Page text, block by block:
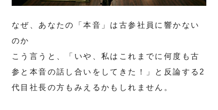
なぜ、あなたの「本音」は古参社員に響かない
のか
こう言うと、「いや、私はこれまでに何度も古
参と本音の話し合いをしてきた！」と反論する2
代目社長の方もみえるかもしれません。